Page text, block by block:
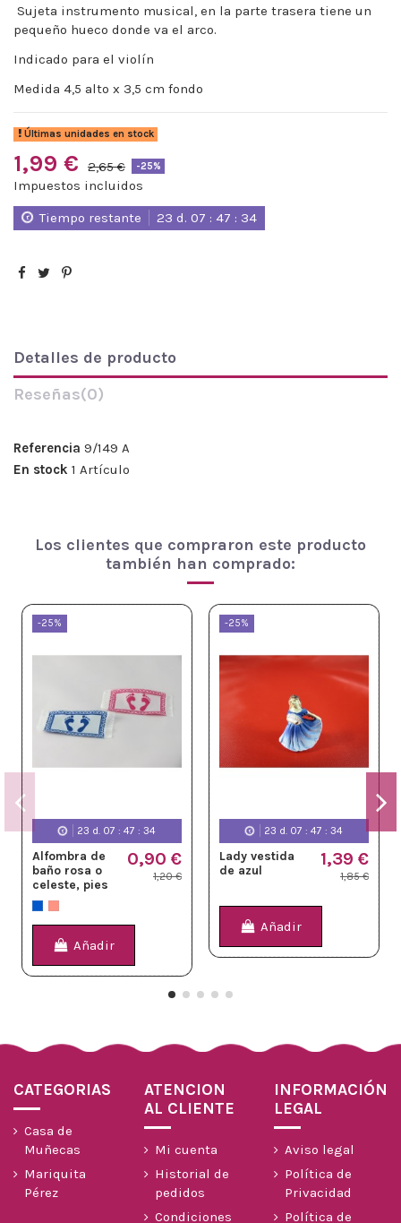
Sujeta instrumento musical, en la parte trasera tiene un
pequeño hueco donde va el arco.
Indicado para el violín
Medida 4,5 alto x 3,5 cm fondo
Últimas unidades en stock
1,99 € 2,65 € -25%
Impuestos incluidos
Tiempo restante
23 d. 07 : 47 : 34
Detalles de producto
Reseñas(0)
Referencia 9/149 A
En stock 1 Artículo
Los clientes que compraron este producto
también han comprado:
23d. :47 :34
1,39 €
1,85 €
Añadir
:47 :34
Lady rosa 1,39 €
23
Busto de
Chopin
CATEGORIAS
Casa de
Muñecas
Mariquita
Pérez
ATENCION
AL CLIENTE
Mi cuenta
Historial de
pedidos
Condiciones
INFORMACIÓN
LEGAL
Aviso legal
Política de
Privacidad
Política de